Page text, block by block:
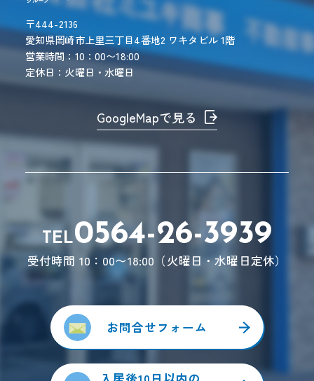
〒444-2136
愛知県岡崎市上里三丁目4番地2 ワキタビル 1階
営業時間：10：00〜18:00
定休日：火曜日・水曜日
GoogleMapで見る
0564-26-3939
受付時間 10：00〜18:00（火曜日・水曜日定休）
お問合せフォーム